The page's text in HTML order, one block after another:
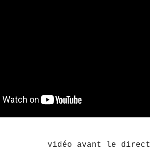
vidéo avant le direct